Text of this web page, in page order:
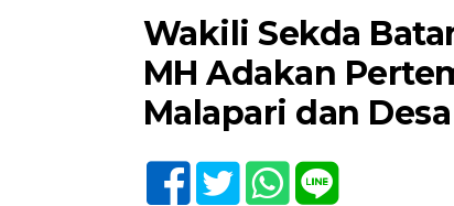
Wakili Sekda
MH Adakan
Malapari dan